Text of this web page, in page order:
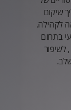
שיקום
לקהילה.
בתחום
לשיפור